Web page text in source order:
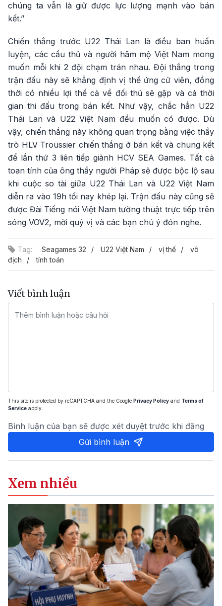
chúng ta vẫn là giữ được lực lượng mạnh vào bán
kết.”
Chiến thắng trước U22 Thái Lan là điều ban huấn
luyện, các cầu thủ và người hâm mộ Việt Nam mong
muốn mỗi khi 2 đội chạm trán nhau. Đội thắng trong
trận đấu này sẽ khẳng định vị thế ứng cử viên, đồng
thời có nhiều lợi thế cả về đối thủ sẽ gặp và cả thời
gian thi đấu trong bán kết. Như vậy, chắc hẳn U22
Thái Lan và U22 Việt Nam đều muốn có được. Dù
vậy, chiến thắng này không quan trọng bằng việc thầy
trò HLV Troussier chiến thắng ở bán kết và chung kết
để lần thứ 3 liên tiếp giành HCV SEA Games. Tất cả
toan tính của ông thầy người Pháp sẽ được bộc lộ sau
khi cuộc so tài giữa U22 Thái Lan và U22 Việt Nam
diễn ra vào 19h tối nay khép lại. Trận đấu này cũng sẽ
được Đài Tiếng nói Việt Nam tường thuật trực tiếp trên
sóng VOV2, mời quý vị và các bạn chú ý đón nghe.
Tag: Seagames 32 U22 Việt Nam vị thế
vô
địch
tính toán
Viết bình luận
This site is protected by reCAPTCHA and the Google Privacy Policy and Terms of
Service apply.
Bình luận của bạn sẽ được xét duyệt trước khi đăng
Gửi bình luận
Xem nhiều